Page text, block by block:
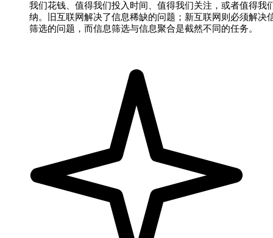
我们花钱、值得我们投入时间、值得我们关注，或者值得我
纳。旧互联网解决了信息稀缺的问题；新互联网则必须解决
筛选的问题，而信息筛选与信息聚合是截然不同的任务。